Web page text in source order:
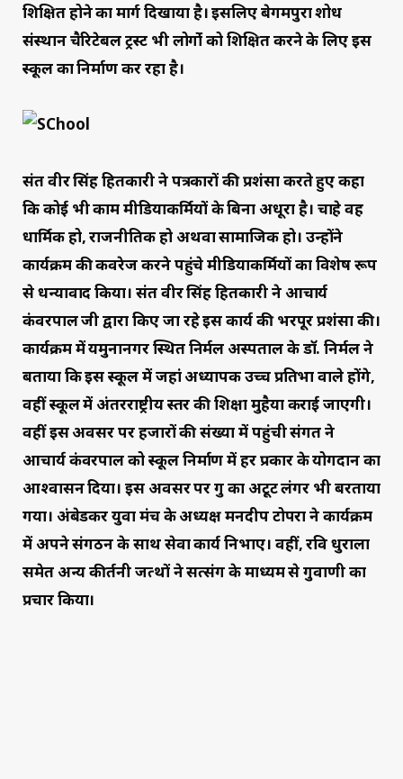
शिक्षित होने का मार्ग दिखाया है। इसलिए बेगमपुरा शोध
संस्थान चैरिटेबल ट्रस्ट भी लोगोंं को शिक्षित करने के लिए इस
स्कूल का निर्माण कर रहा है।
संत वीर सिंह हितकारी ने पत्रकारों की प्रशंसा करते हुए कहा
कि कोई भी काम मीडियाकर्मियों के बिना अधूरा है। चाहे वह
धार्मिक हो, राजनीतिक हो अथवा सामाजिक हो। उन्होंने
कार्यक्रम की कवरेज करने पहुंचे मीडियाकर्मियों का विशेष रूप
से धन्यावाद किया। संत वीर सिंह हितकारी ने आचार्य
कंवरपाल जी द्वारा किए जा रहे इस कार्य की भरपूर प्रशंसा की।
कार्यक्रम में यमुनानगर स्थित निर्मल अस्पताल के डॉ. निर्मल ने
बताया कि इस स्कूल में जहां अध्यापक उच्च प्रतिभा वाले होंगे,
वहीं स्कूल में अंतरराष्ट्रीय स्तर की शिक्षा मुहैया कराई जाएगी।
वहीं इस अवसर पर हजारों की संख्या में पहुंची संगत ने
आचार्य कंवरपाल को स्कूल निर्माण में हर प्रकार के योगदान का
आश्वासन दिया। इस अवसर पर गुरु का अटूट लंगर भी बरताया
गया। अंबेडकर युवा मंच के अध्यक्ष मनदीप टोपरा ने कार्यक्रम
में अपने संगठन के साथ सेवा कार्य निभाए। वहीं, रवि धुराला
समेत अन्य कीर्तनी जत्थों ने सत्संग के माध्यम से गुरुवाणी का
प्रचार किया।